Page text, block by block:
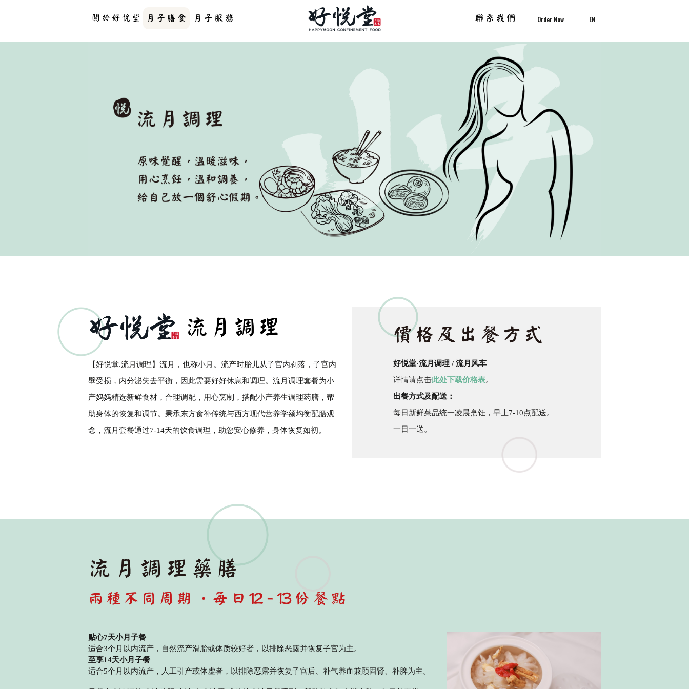
Order Now EN
首页
关于好悦堂
传统药膳
紫金药膳
【好悦堂.流月调理】流月，也称小月。流产时胎儿从子宫内剥落，子宫内
壁受损，内分泌失去平衡，因此需要好好休息和调理。流月调理套餐为小
产妈妈精选新鲜食材，合理调配，用心烹制，搭配小产养生调理药膳，帮
助身体的恢复和调节。秉承东方食补传统与西方现代营养学额均衡配膳观
念，流月套餐通过7-14天的饮食调理，助您安心修养，身体恢复如初。
好悦堂·流月调理 / 流月风车
详情请点击此处下载价格表。
出餐方式及配送：
每日新鲜菜品统一凌晨烹饪，早上7-10点配送。
一日一送。
贴心7天小月子餐
适合3个月以内流产，自然流产滑胎或体质较好者，以排除恶露并恢复子宫为主。
至享14天小月子餐
适合5个月以内流产，人工引产或体虚者，以排除恶露并恢复子宫后、补气养血兼顾固肾、补脾为主。